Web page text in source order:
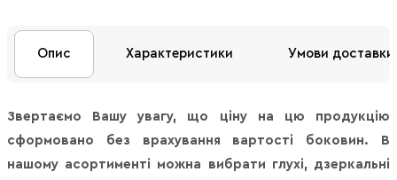
Опис Характеристики Умови доставки
Звертаємо Вашу увагу, що ціну на цю продукцію
сформовано без врахування вартості боковин. В
нашому асортименті можна вибрати глухі, дзеркальні